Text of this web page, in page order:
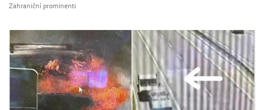
Zahraniční prominenti